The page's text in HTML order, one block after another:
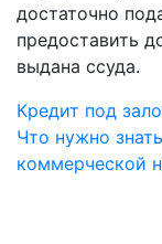
достаточно
предоставить
выдана ссуда.
по
Предыдущий
пост:
Кредит под
Следущий
пост:
Что нужно
коммерческой